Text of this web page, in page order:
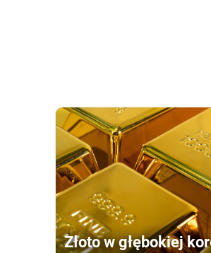
Złoto w głębokiej